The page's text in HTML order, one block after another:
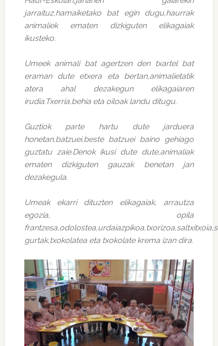
jarraituz,hamaiketako bat egin dugu,haurrak
animaliek ematen dizkiguten elikagaiak
ikusteko.
Umeek animali bat agertzen den txartel bat
eraman dute etxera eta bertan,animalietatik
atera ahal dezakegun elikagaiaren
irudia.Txerria,behia eta oiloak landu ditugu.
Guztiok parte hartu dute jarduera
honetan,batzuei,beste batzuei baino gehiago
guztatu zaie.Denok ikusi dute dute,animaliak
ematen dizkiguten gauzak benetan jan
dezakegula.
Umeak ekarri dituzten elikagaiak, arrautza
egozia, opila
gurtak,txokolatea eta txokolate krema izan dira.